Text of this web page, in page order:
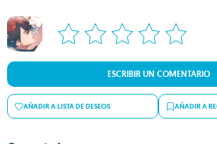
ESCRIBIR UN COMENTARIO
AÑADIR A LISTA DE DESEOS AÑADIR A